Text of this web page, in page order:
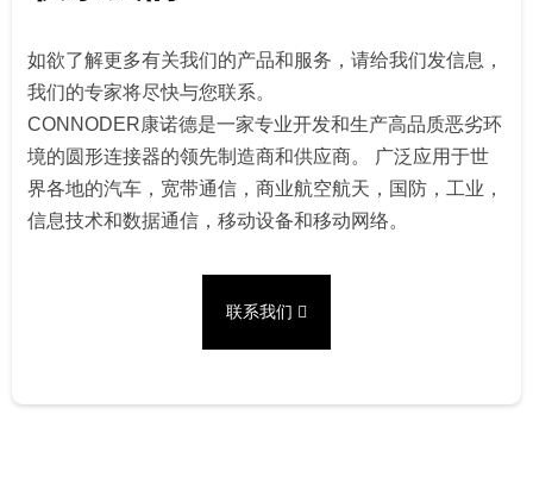
如欲了解更多有关我们的产品和服务，请给我们发信息，
我们的专家将尽快与您联系。
CONNODER康诺德是一家专业开发和生产高品质恶劣环
境的圆形连接器的领先制造商和供应商。 广泛应用于世
界各地的汽车，宽带通信，商业航空航天，国防，工业，
信息技术和数据通信，移动设备和移动网络。
联系我们